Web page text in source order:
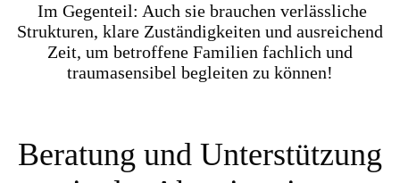
Im Gegenteil: Auch sie brauchen verlässliche
Strukturen, klare Zuständigkeiten und ausreichend
Zeit, um betroffene Familien fachlich und
traumasensibel begleiten zu können!
Beratung und Unterstützung